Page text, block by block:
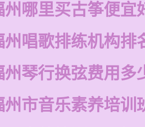
州哪里买古筝便宜
州唱歌排练机构排
州琴行换弦费用多
州市音乐素养培训